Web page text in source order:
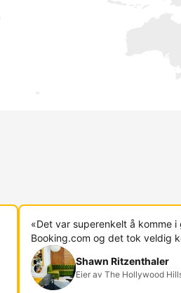
«Det var superenkelt å komme i
Booking.com og det tok veldig
Shawn Ritzenthaler
Eier av The Hollywood